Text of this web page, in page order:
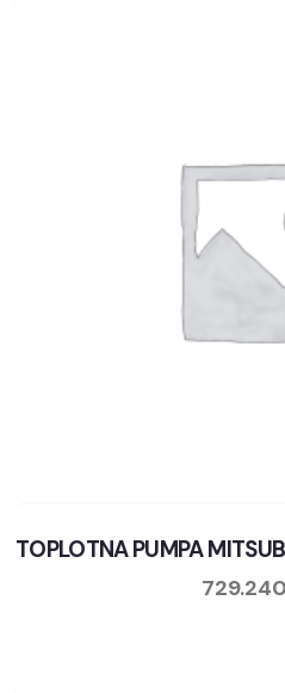
TOPLOTNA PUMPA
729.240